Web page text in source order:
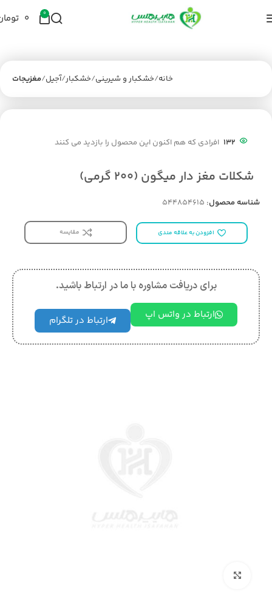
0 ۰
خانه خشکبار و شیرینی خشکبار آجیل مغزیجات
132 افرادی که هم اکنون این محصول را بازدید می کنند
شکلات مغز دار میگون (200 گرمی)
شناسه محصول: 544854615
افزودن به علاقه مندی مقایسه
برای دریافت مشاوره با ما در ارتباط باشید.
ارتباط در واتس اپ ارتباط در تلگرام